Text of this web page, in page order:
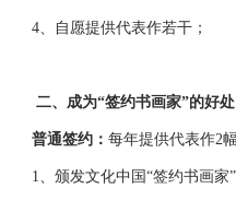
4、自愿提供代表作若干；
二、成为“签约书画家”的好处
普通签约： 每年提供代表作2
1、颁发文化中国“签约书画家”